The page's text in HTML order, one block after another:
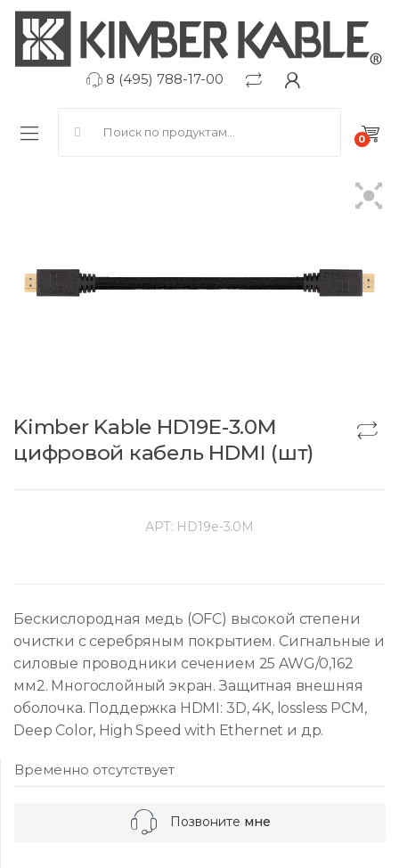
8 (495) 788-17-00
0
Kimber Kable HD19Е-3.0M
цифровой кабель HDMI (шт)
АРТ: HD19e-3.0M
Бескислородная медь (OFC) высокой степени
очистки с серебряным покрытием. Сигнальные и
силовые проводники сечением 25 AWG/0,162
мм2. Многослойный экран. Защитная внешняя
оболочка. Поддержка HDMI: 3D, 4K, lossless PCM,
Deep Color, High Speed with Ethernet и др.
Временно отсутствует
Позвоните мне